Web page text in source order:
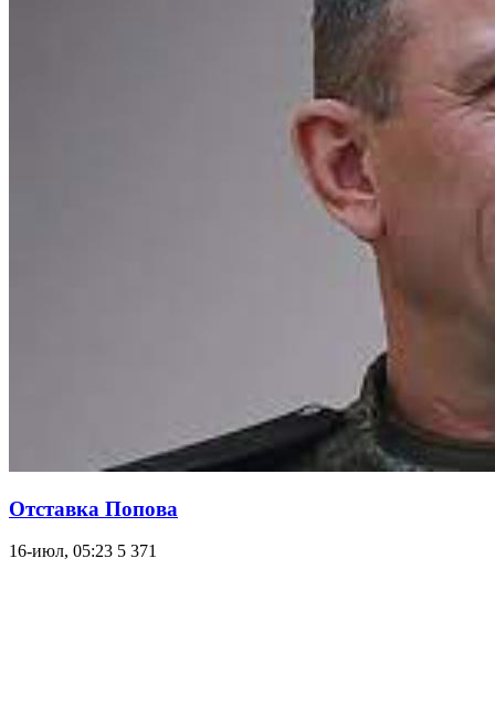
Отставка Попова
16-июл, 05:23 5 371